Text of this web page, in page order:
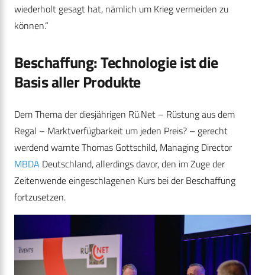
wiederholt gesagt hat, nämlich um Krieg vermeiden zu
können.“
Beschaffung: Technologie ist die
Basis aller Produkte
Dem Thema der diesjährigen Rü.Net – Rüstung aus dem
Regal – Marktverfügbarkeit um jeden Preis? – gerecht
werdend warnte Thomas Gottschild, Managing Director
MBDA Deutschland, allerdings davor, den im Zuge der
Zeitenwende eingeschlagenen Kurs bei der Beschaffung
fortzusetzen.